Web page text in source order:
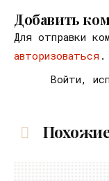
Добавить
Для отправки
авторизоваться .
Войти,